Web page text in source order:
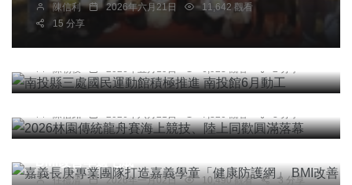
陳信利 2026年六月21日
11,642 觀看
15 分享
頭條 綜合新聞
南投縣三處國民運動館積極推進 南投館6月動工
陳朝枝 2026年五月19日 6,923 觀看 2 分享
綜合新聞
2026林園傳統龍舟賽海上競技、陸上同歡圓滿落幕
陳信銘 2026年六月21日 7,320 觀看 3 分享
社會 綜合新聞 健康
嘉義長庚專業團隊打造嘉義學童「健康防護網」
任禮清 2026年一月02日 10,490 觀看 3 分享